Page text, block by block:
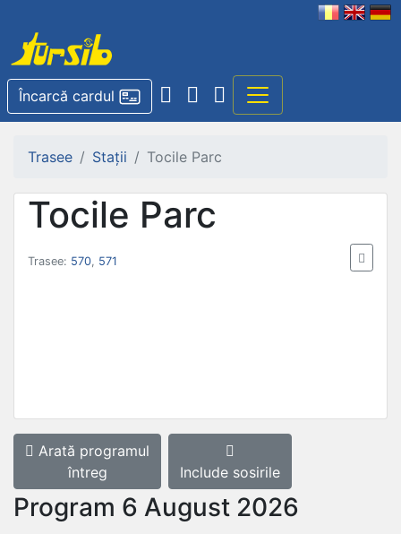
Încarcă cardul
Trasee Stații Tocile Parc
Tocile Parc
Trasee: 570, 571
Arată programul
întreg
Include sosirile
Program 6 August 2026